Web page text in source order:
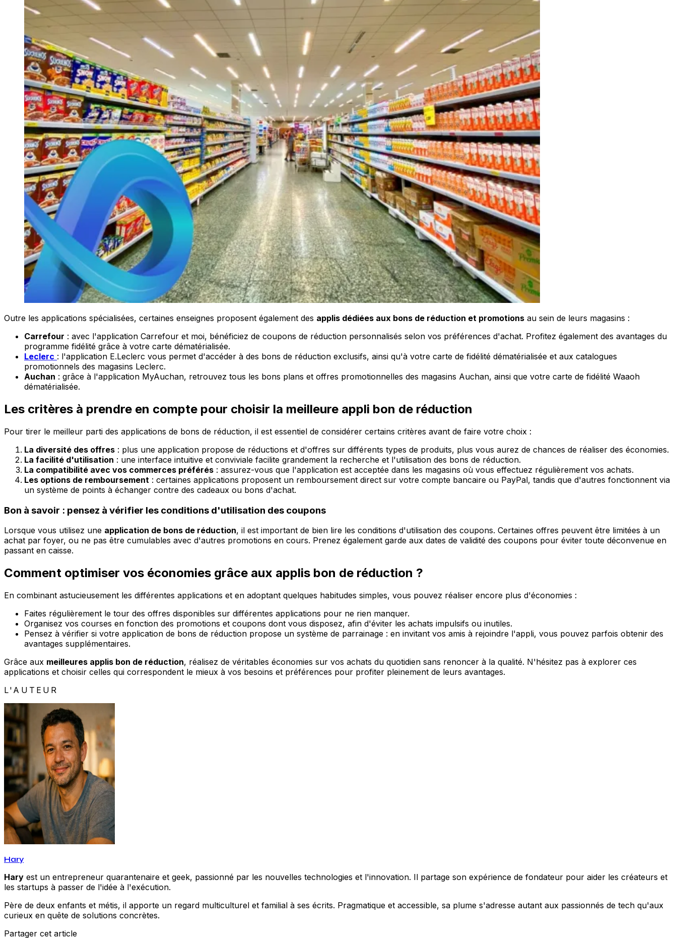
Outre les applications spécialisées, certaines enseignes proposent également des applis dédiées aux bons de réduction et promotions au sein de leurs magasins :
Carrefour : avec l'application Carrefour et moi, bénéficiez de coupons de réduction personnalisés selon vos préférences d'achat. Profitez également des avantages du
programme fidélité grâce à votre carte dématérialisée.
Leclerc : l'application E.Leclerc vous permet d'accéder à des bons de réduction exclusifs, ainsi qu'à votre carte de fidélité dématérialisée et aux catalogues
promotionnels des magasins Leclerc.
Auchan : grâce à l'application MyAuchan, retrouvez tous les bons plans et offres promotionnelles des magasins Auchan, ainsi que votre carte de fidélité Waaoh
dématérialisée.
Les critères à prendre en compte pour choisir la meilleure appli bon de réduction
Pour tirer le meilleur parti des applications de bons de réduction, il est essentiel de considérer certains critères avant de faire votre choix :
La diversité des offres : plus une application propose de réductions et d'offres sur différents types de produits, plus vous aurez de chances de réaliser des économies.
La facilité d'utilisation : une interface intuitive et conviviale facilite grandement la recherche et l'utilisation des bons de réduction.
La compatibilité avec vos commerces préférés : assurez-vous que l'application est acceptée dans les magasins où vous effectuez régulièrement vos achats.
Les options de remboursement : certaines applications proposent un remboursement direct sur votre compte bancaire ou PayPal, tandis que d'autres fonctionnent via
un système de points à échanger contre des cadeaux ou bons d'achat.
Bon à savoir : pensez à vérifier les conditions d'utilisation des coupons
Lorsque vous utilisez une application de bons de réduction, il est important de bien lire les conditions d'utilisation des coupons. Certaines offres peuvent être limitées à un
achat par foyer, ou ne pas être cumulables avec d'autres promotions en cours. Prenez également garde aux dates de validité des coupons pour éviter toute déconvenue en
passant en caisse.
Comment optimiser vos économies grâce aux applis bon de réduction ?
En combinant astucieusement les différentes applications et en adoptant quelques habitudes simples, vous pouvez réaliser encore plus d'économies :
Faites régulièrement le tour des offres disponibles sur différentes applications pour ne rien manquer.
Organisez vos courses en fonction des promotions et coupons dont vous disposez, afin d'éviter les achats impulsifs ou inutiles.
Pensez à vérifier si votre application de bons de réduction propose un système de parrainage : en invitant vos amis à rejoindre l'appli, vous pouvez parfois obtenir des
avantages supplémentaires.
Grâce aux meilleures applis bon de réduction, réalisez de véritables économies sur vos achats du quotidien sans renoncer à la qualité. N'hésitez pas à explorer ces
applications et choisir celles qui correspondent le mieux à vos besoins et préférences pour profiter pleinement de leurs avantages.
L'AUTEUR
Hary
Hary est un entrepreneur quarantenaire et geek, passionné par les nouvelles technologies et l'innovation. Il partage son expérience de fondateur pour aider les créateurs et
les startups à passer de l'idée à l'exécution.
Père de deux enfants et métis, il apporte un regard multiculturel et familial à ses écrits. Pragmatique et accessible, sa plume s'adresse autant aux passionnés de tech qu'aux
curieux en quête de solutions concrètes.
Partager cet article